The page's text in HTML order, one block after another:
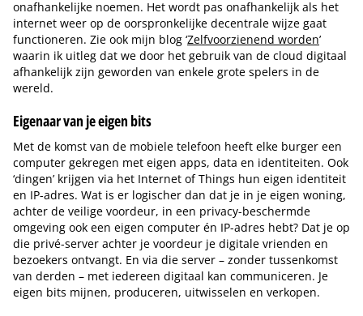
onafhankelijke noemen. Het wordt pas onafhankelijk als het
internet weer op de oorspronkelijke decentrale wijze gaat
functioneren. Zie ook mijn blog ‘Zelfvoorzienend worden’
waarin ik uitleg dat we door het gebruik van de cloud digitaal
afhankelijk zijn geworden van enkele grote spelers in de
wereld.
Eigenaar van je eigen bits
Met de komst van de mobiele telefoon heeft elke burger een
computer gekregen met eigen apps, data en identiteiten. Ook
‘dingen’ krijgen via het Internet of Things hun eigen identiteit
en IP-adres. Wat is er logischer dan dat je in je eigen woning,
achter de veilige voordeur, in een privacy-beschermde
omgeving ook een eigen computer én IP-adres hebt? Dat je op
die privé-server achter je voordeur je digitale vrienden en
bezoekers ontvangt. En via die server – zonder tussenkomst
van derden – met iedereen digitaal kan communiceren. Je
eigen bits mijnen, produceren, uitwisselen en verkopen.